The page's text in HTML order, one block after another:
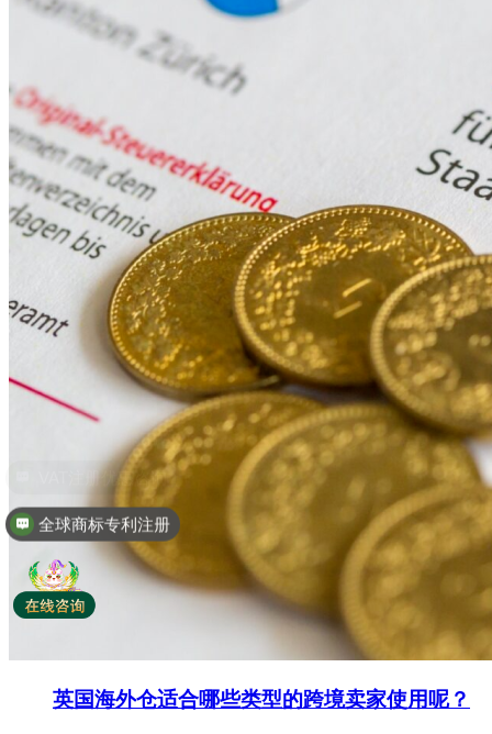
英国海外仓适合哪些类型的跨境卖家使用呢？
全球商标专利注册